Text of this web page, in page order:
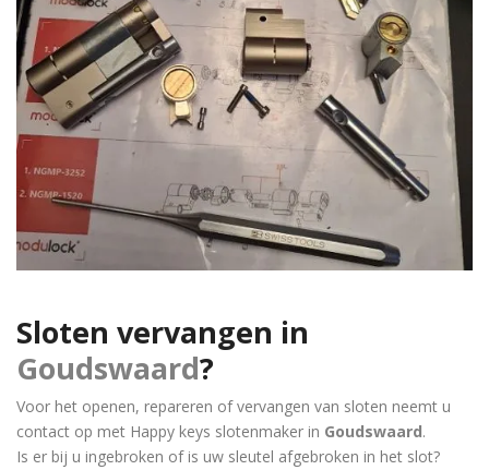
Sloten vervangen in
Goudswaard?
Voor het openen, repareren of vervangen van sloten neemt u
contact op met Happy keys slotenmaker in Goudswaard.
Is er bij u ingebroken of is uw sleutel afgebroken in het slot?